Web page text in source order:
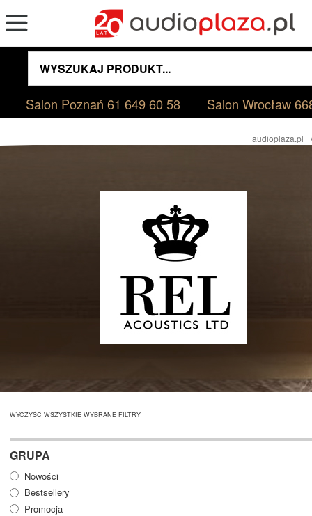
Salon Poznań61 649 60 58 Salon Wrocław
audioplaza.pl
WYCZYŚĆ WSZYSTKIE WYBRANE FILTRY
GRUPA
Nowości
Bestsellery
Promocja